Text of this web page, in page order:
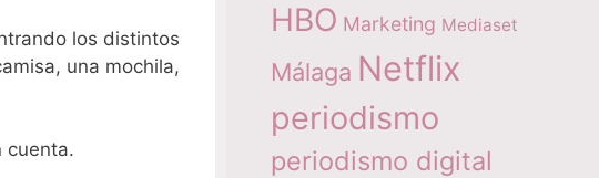
los distintos
una mochila,
cuenta.
HBO Marketing Mediaset
Málaga Netflix
periodismo
periodismo digital